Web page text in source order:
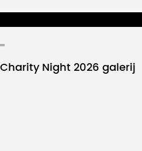
Charity Night 2026 galerij